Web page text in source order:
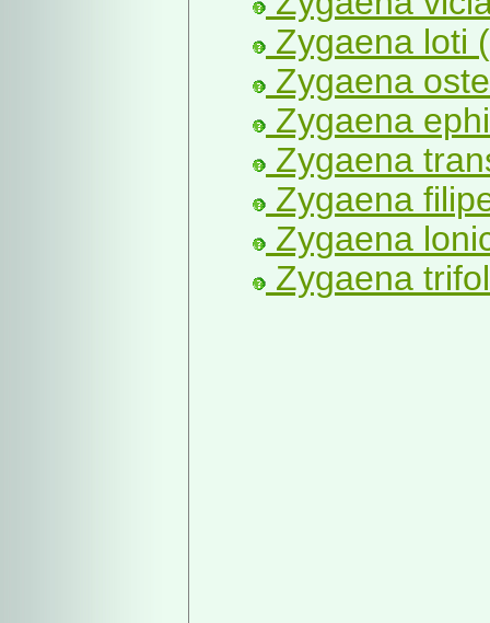
Zygaena loti
Zygaena
Zygaena
Zygaena
Zygaena
Zygaena
Zygaena